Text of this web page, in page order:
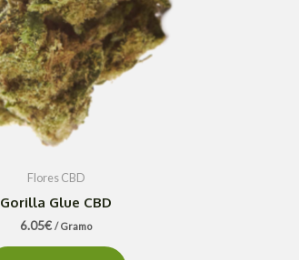
Flores CBD
Gorilla Glue CBD
6.05€ / Gramo